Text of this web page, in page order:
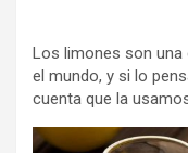
Los limones son
el mundo, y si lo
cuenta que la